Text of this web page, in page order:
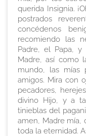
querida Insignia.
postrados
concédenos
recomiendo las
Padre, el Papa, y
Madre, así como
mundo, las mías
amigos. Mira con
pecadores,
divino Hijo, y a
tinieblas del
amen, Madre mía,
toda la eternidad.